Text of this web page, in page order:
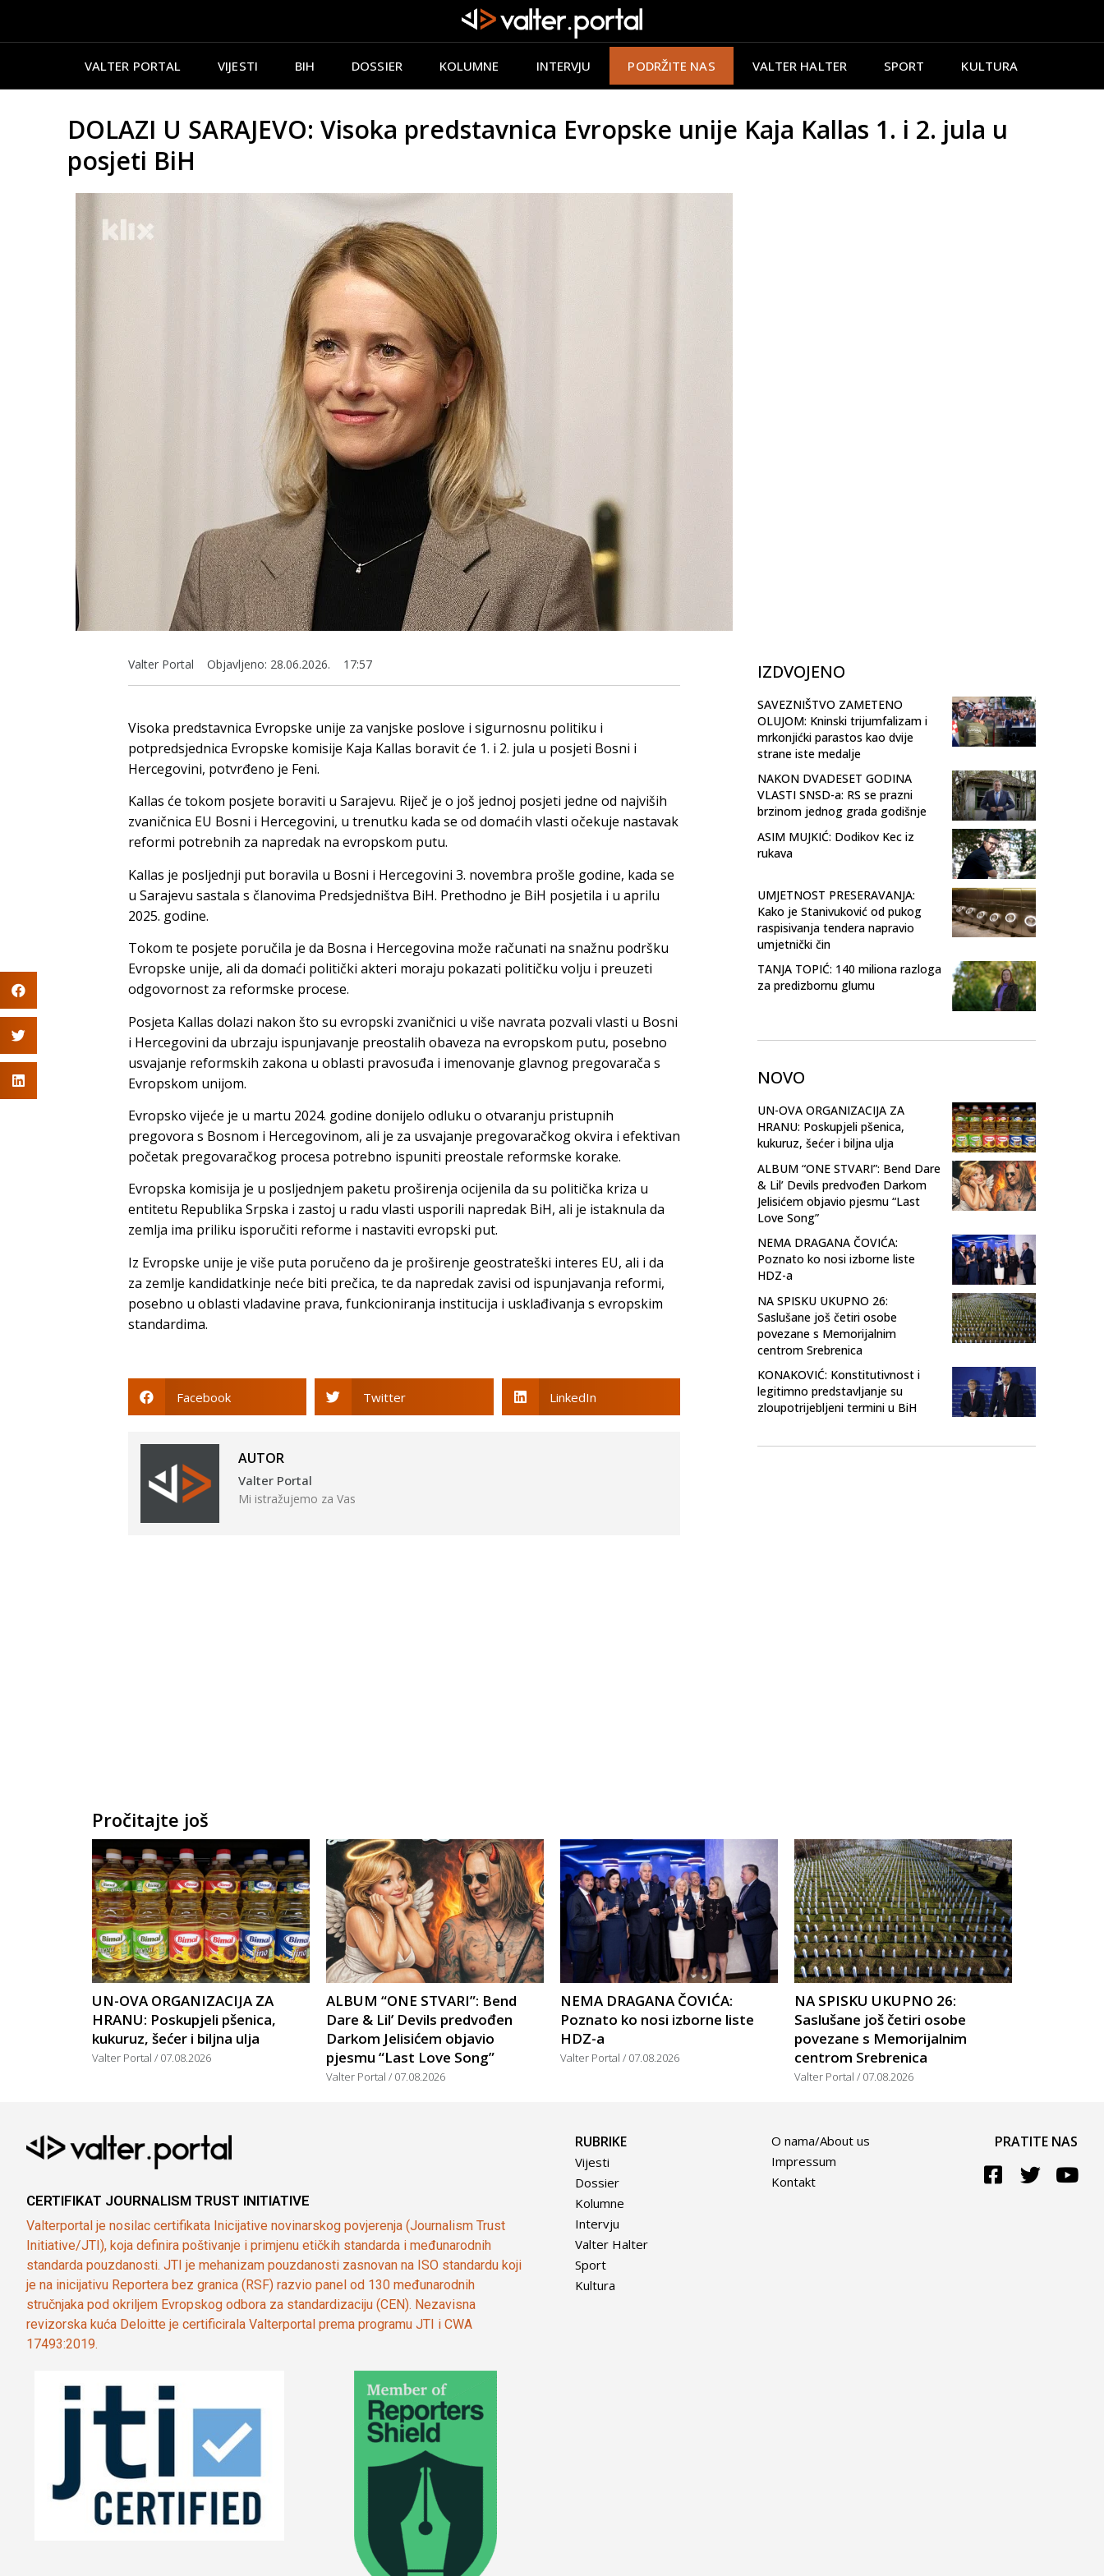
VALTER PORTAL VIJESTI BIH DOSSIER KOLUMNE INTERVJU PODRŽITE NAS VALTER HALTER SPORT KULTURA
DOLAZI U SARAJEVO: Visoka predstavnica Evropske unije Kaja Kallas 1. i 2. jula u
posjeti BiH
Valter Portal Objavljeno: 28.06.2026. 17:57
Visoka predstavnica Evropske unije za vanjske poslove i sigurnosnu politiku i
potpredsjednica Evropske komisije Kaja Kallas boravit će 1. i 2. jula u posjeti Bosni i
Hercegovini, potvrđeno je Feni.
Kallas će tokom posjete boraviti u Sarajevu. Riječ je o još jednoj posjeti jedne od najviših
zvaničnica EU Bosni i Hercegovini, u trenutku kada se od domaćih vlasti očekuje nastavak
reformi potrebnih za napredak na evropskom putu.
Kallas je posljednji put boravila u Bosni i Hercegovini 3. novembra prošle godine, kada se
u Sarajevu sastala s članovima Predsjedništva BiH. Prethodno je BiH posjetila i u aprilu
2025. godine.
Tokom te posjete poručila je da Bosna i Hercegovina može računati na snažnu podršku
Evropske unije, ali da domaći politički akteri moraju pokazati političku volju i preuzeti
odgovornost za reformske procese.
Posjeta Kallas dolazi nakon što su evropski zvaničnici u više navrata pozvali vlasti u Bosni
i Hercegovini da ubrzaju ispunjavanje preostalih obaveza na evropskom putu, posebno
usvajanje reformskih zakona u oblasti pravosuđa i imenovanje glavnog pregovarača s
Evropskom unijom.
Evropsko vijeće je u martu 2024. godine donijelo odluku o otvaranju pristupnih
pregovora s Bosnom i Hercegovinom, ali je za usvajanje pregovaračkog okvira i efektivan
početak pregovaračkog procesa potrebno ispuniti preostale reformske korake.
Evropska komisija je u posljednjem paketu proširenja ocijenila da su politička kriza u
entitetu Republika Srpska i zastoj u radu vlasti usporili napredak BiH, ali je istaknula da
zemlja ima priliku isporučiti reforme i nastaviti evropski put.
Iz Evropske unije je više puta poručeno da je proširenje geostrateški interes EU, ali i da
za zemlje kandidatkinje neće biti prečica, te da napredak zavisi od ispunjavanja reformi,
posebno u oblasti vladavine prava, funkcioniranja institucija i usklađivanja s evropskim
standardima.
Facebook Twitter LinkedIn
AUTOR
Valter Portal
Mi istražujemo za Vas
IZDVOJENO
SAVEZNIŠTVO ZAMETENO
OLUJOM: Kninski trijumfalizam i
mrkonjićki parastos kao dvije
strane iste medalje
NAKON DVADESET GODINA
VLASTI SNSD-a: RS se prazni
brzinom jednog grada godišnje
ASIM MUJKIĆ: Dodikov Kec iz
rukava
UMJETNOST PRESERAVANJA:
Kako je Stanivuković od pukog
raspisivanja tendera napravio
umjetnički čin
TANJA TOPIĆ: 140 miliona razloga
za predizbornu glumu
NOVO
UN-OVA ORGANIZACIJA ZA
HRANU: Poskupjeli pšenica,
kukuruz, šećer i biljna ulja
ALBUM “ONE STVARI”: Bend Dare
& Lil’ Devils predvođen Darkom
Jelisićem objavio pjesmu “Last
Love Song”
NEMA DRAGANA ČOVIĆA:
Poznato ko nosi izborne liste
HDZ-a
NA SPISKU UKUPNO 26:
Saslušane još četiri osobe
povezane s Memorijalnim
centrom Srebrenica
KONAKOVIĆ: Konstitutivnost i
legitimno predstavljanje su
zloupotrijebljeni termini u BiH
Pročitajte još
UN-OVA ORGANIZACIJA ZA
HRANU: Poskupjeli pšenica,
kukuruz, šećer i biljna ulja
Valter Portal 07.08.2026
ALBUM “ONE STVARI”: Bend
Dare & Lil’ Devils predvođen
Darkom Jelisićem objavio
pjesmu “Last Love Song”
Valter Portal 07.08.2026
NEMA DRAGANA ČOVIĆA:
Poznato ko nosi izborne liste
HDZ-a
Valter Portal 07.08.2026
NA SPISKU UKUPNO 26:
Saslušane još četiri osobe
povezane s Memorijalnim
centrom Srebrenica
Valter Portal 07.08.2026
CERTIFIKAT JOURNALISM TRUST INITIATIVE
Valterportal je nosilac certifikata Inicijative novinarskog povjerenja (Journalism Trust
Initiative/JTI), koja definira poštivanje i primjenu etičkih standarda i međunarodnih
standarda pouzdanosti. JTI je mehanizam pouzdanosti zasnovan na ISO standardu koji
je na inicijativu Reportera bez granica (RSF) razvio panel od 130 međunarodnih
stručnjaka pod okriljem Evropskog odbora za standardizaciju (CEN). Nezavisna
revizorska kuća Deloitte je certificirala Valterportal prema programu JTI i CWA
17493:2019.
RUBRIKE
Vijesti
Dossier
Kolumne
Intervju
Valter Halter
Sport
Kultura
O nama/About us
Impressum
Kontakt
PRATITE NAS